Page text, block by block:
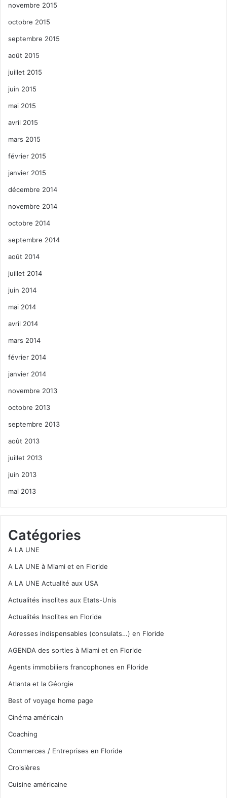
novembre 2015
octobre 2015
septembre 2015
août 2015
juillet 2015
juin 2015
mai 2015
avril 2015
mars 2015
février 2015
janvier 2015
décembre 2014
novembre 2014
octobre 2014
septembre 2014
août 2014
juillet 2014
juin 2014
mai 2014
avril 2014
mars 2014
février 2014
janvier 2014
novembre 2013
octobre 2013
septembre 2013
août 2013
juillet 2013
juin 2013
mai 2013
Catégories
A LA UNE
A LA UNE à Miami et en Floride
A LA UNE Actualité aux USA
Actualités insolites aux Etats-Unis
Actualités Insolites en Floride
Adresses indispensables (consulats…) en Floride
AGENDA des sorties à Miami et en Floride
Agents immobiliers francophones en Floride
Atlanta et la Géorgie
Best of voyage home page
Cinéma américain
Coaching
Commerces / Entreprises en Floride
Croisières
Cuisine américaine